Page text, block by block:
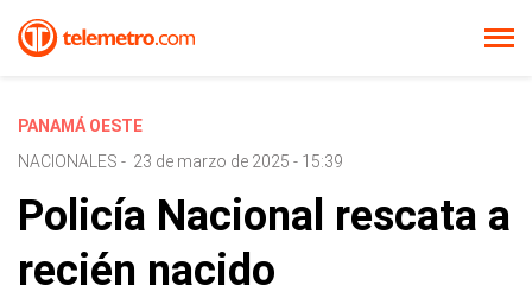
PANAMÁ OESTE
NACIONALES - 23 de marzo de 2025 - 15:39
Policía Nacional rescata a
recién nacido